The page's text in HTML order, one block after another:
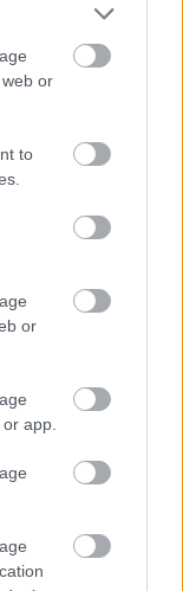
or
to
or
app.